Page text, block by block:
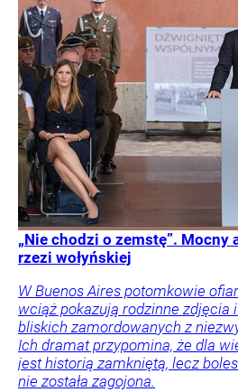
„Nie chodzi o zemstę”. Mocny
rzezi wołyńskiej
W Buenos Aires potomkowie
wciąż pokazują rodzinne zdjęcia
bliskich zamordowanych z
Ich dramat przypomina, że dla
jest historią zamkniętą, lecz
nie została zagojona.